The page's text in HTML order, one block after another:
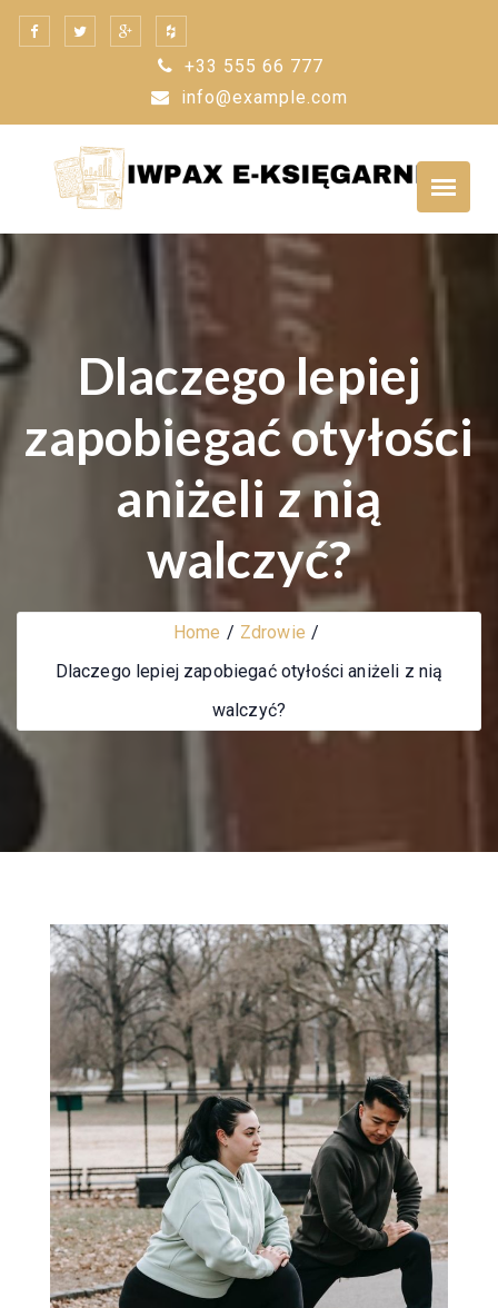
Skip
+33 555 66 777
info@example.com
Dlaczego lepiej
zapobiegać otyłości
aniżeli z nią
walczyć?
Home
Zdrowie
Dlaczego lepiej zapobiegać otyłości aniżeli z nią
walczyć?